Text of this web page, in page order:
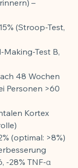
–
(Stroop-Test,
Making-Test B,
48 Wochen
Personen >60
Kortex
(optimal: >8%)
-28% TNF-α